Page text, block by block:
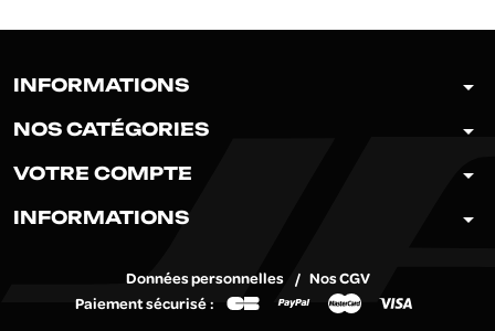
INFORMATIONS arrow_drop_down
NOS CATÉGORIES arrow_drop_down
INFORMATIONS arrow_drop_down
VOTRE COMPTE arrow_drop_down
Données personnelles
Nos CGV
Paiement sécurisé